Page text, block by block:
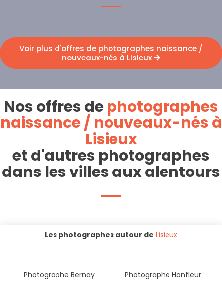
Voir plus d'offres de photographes naissance /
nouveaux-nés à Lisieux
Nos offres dephotographes
naissance / nouveaux-nés à
Lisieux
et d'autres photographes
dans les villes aux alentours
Les photographes autour de Lisieux
Photographe Bernay
Photographe Honfleur